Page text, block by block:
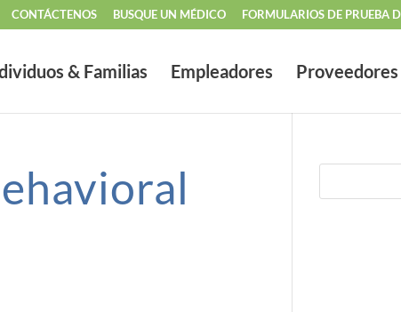
CONTÁCTENOS BUSQUE UN MÉDICO FORMULARIOS DE PRUEBA
& Familias Empleadores Proveedores